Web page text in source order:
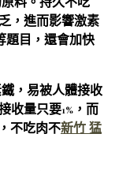
，進而影響激素
題目，還會加快
，易被人體接收
收量只要1%，而
不吃肉不新竹 猛